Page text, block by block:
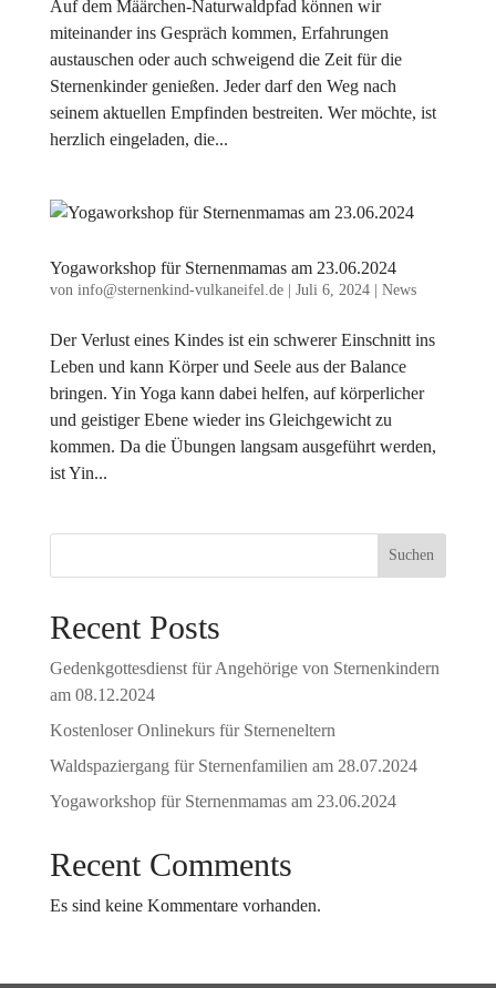
Auf dem Määrchen-Naturwaldpfad können wir
miteinander ins Gespräch kommen, Erfahrungen
austauschen oder auch schweigend die Zeit für die
Sternenkinder genießen. Jeder darf den Weg nach
seinem aktuellen Empfinden bestreiten. Wer möchte, ist
herzlich eingeladen, die...
Yogaworkshop für Sternenmamas am 23.06.2024
von info@sternenkind-vulkaneifel.de| Juli 6, 2024| News
Der Verlust eines Kindes ist ein schwerer Einschnitt ins
Leben und kann Körper und Seele aus der Balance
bringen. Yin Yoga kann dabei helfen, auf körperlicher
und geistiger Ebene wieder ins Gleichgewicht zu
kommen. Da die Übungen langsam ausgeführt werden,
ist Yin...
Suchen
Recent Posts
Gedenkgottesdienst für Angehörige von Sternenkindern
am 08.12.2024
Kostenloser Onlinekurs für Sterneneltern
Waldspaziergang für Sternenfamilien am 28.07.2024
Yogaworkshop für Sternenmamas am 23.06.2024
Recent Comments
Es sind keine Kommentare vorhanden.